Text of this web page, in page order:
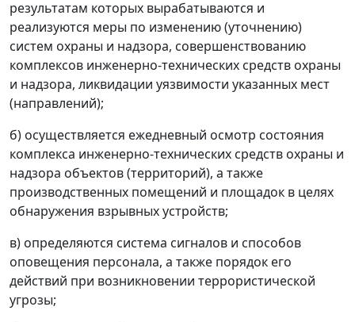
результатам которых вырабатываются и
реализуются меры по изменению (уточнению)
систем охраны и надзора, совершенствованию
комплексов инженерно-технических средств охраны
и надзора, ликвидации уязвимости указанных мест
(направлений);
б) осуществляется ежедневный осмотр состояния
комплекса инженерно-технических средств охраны и
надзора объектов (территорий), а также
производственных помещений и площадок в целях
обнаружения взрывных устройств;
в) определяются система сигналов и способов
оповещения персонала, а также порядок его
действий при возникновении террористической
угрозы;